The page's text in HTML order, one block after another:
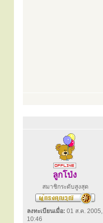
ลูกโป่ง
สมาชิกระดับสูงสุด
ลงทะเบียนเมื่อ: 01 ส.ค. 2005,
10:46